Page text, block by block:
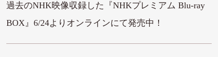
過去のNHK映像収録した『NHKプレミアム Blu-ray
BOX』6/24よりオンラインにて発売中！